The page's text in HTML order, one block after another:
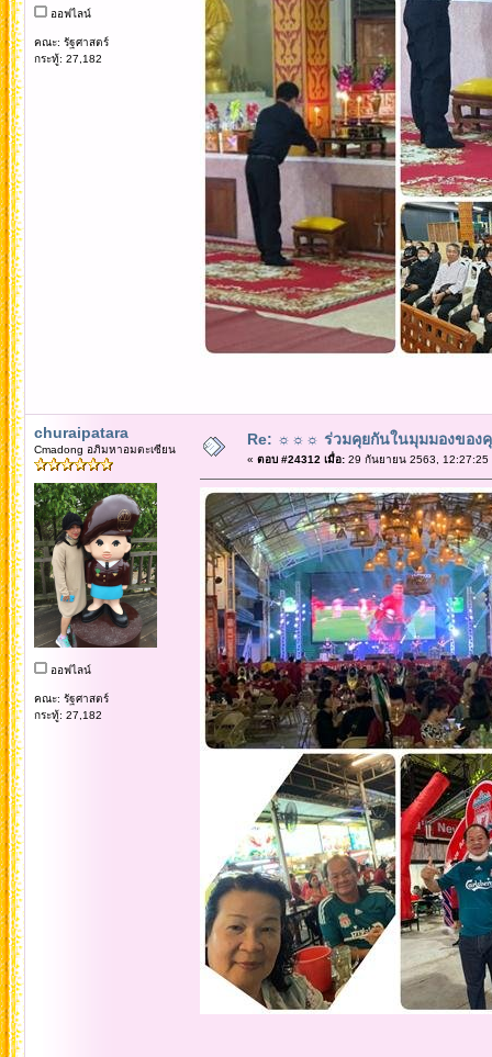
ออฟไลน์
คณะ: รัฐศาสตร์
กระทู้: 27,182
churaipatara
Cmadong อภิมหาอมตะเซียน
ออฟไลน์
คณะ: รัฐศาสตร์
กระทู้: 27,182
Re: ☼☼☼ ร่วมคุยกันในมุมมองของ
« ตอบ #24312 เมื่อ:29 กันยายน 2563, 12:27:25